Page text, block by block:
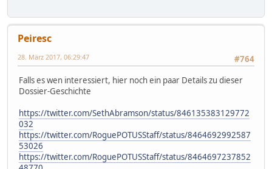
Peiresc
#764
28. März 2017, 06:29:47
Falls es wen interessiert, hier noch ein paar Details zu dieser
Dossier-Geschichte
https://twitter.com/SethAbramson/status/846135383129772
032
https://twitter.com/RoguePOTUSStaff/status/8464692992587
53026
https://twitter.com/RoguePOTUSStaff/status/8464697237852